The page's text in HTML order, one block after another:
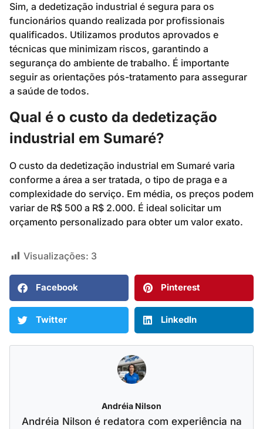
Sim, a dedetização industrial é segura para os
funcionários quando realizada por profissionais
qualificados. Utilizamos produtos aprovados e
técnicas que minimizam riscos, garantindo a
segurança do ambiente de trabalho. É importante
seguir as orientações pós-tratamento para assegurar
a saúde de todos.
Qual é o custo da dedetização
industrial em Sumaré?
O custo da dedetização industrial em Sumaré varia
conforme a área a ser tratada, o tipo de praga e a
complexidade do serviço. Em média, os preços podem
variar de R$ 500 a R$ 2.000. É ideal solicitar um
orçamento personalizado para obter um valor exato.
Visualizações: 3
Facebook Pinterest
Twitter LinkedIn
Andréia Nilson
Andréia Nilson é redatora com experiência na